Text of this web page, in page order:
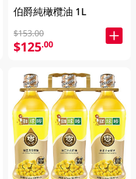
伯爵純橄欖油 1L
$153.00
$125.00